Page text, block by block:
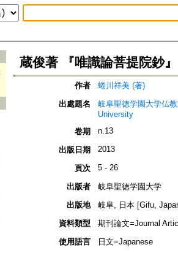
蔵俊著 『唯識論菩提院鈔
作者
蜷川祥美 (著)
出處題名
岐阜聖徳学園大学仏
University
卷期
n.13
出版日期 2013
頁次 5 - 26
出版者
岐阜聖徳学園大学
出版地
岐阜, 日本 [Gifu,
資料類型
期刊論文=Journal
使用語言
日文=Japanese